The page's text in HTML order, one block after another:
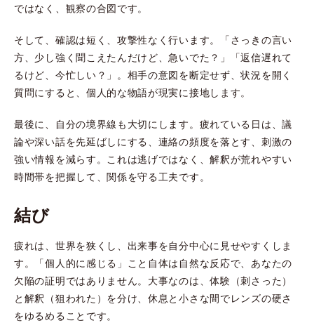
ではなく、観察の合図です。
そして、確認は短く、攻撃性なく行います。「さっきの言い
方、少し強く聞こえたんだけど、急いでた？」「返信遅れて
るけど、今忙しい？」。相手の意図を断定せず、状況を開く
質問にすると、個人的な物語が現実に接地します。
最後に、自分の境界線も大切にします。疲れている日は、議
論や深い話を先延ばしにする、連絡の頻度を落とす、刺激の
強い情報を減らす。これは逃げではなく、解釈が荒れやすい
時間帯を把握して、関係を守る工夫です。
結び
疲れは、世界を狭くし、出来事を自分中心に見せやすくしま
す。「個人的に感じる」こと自体は自然な反応で、あなたの
欠陥の証明ではありません。大事なのは、体験（刺さった）
と解釈（狙われた）を分け、休息と小さな間でレンズの硬さ
をゆるめることです。